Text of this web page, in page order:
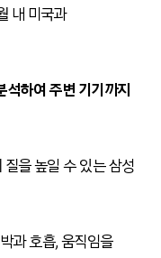
내 미국과
하여 주변 기기까지
을 높일 수 있는 삼성
과 호흡, 움직임을